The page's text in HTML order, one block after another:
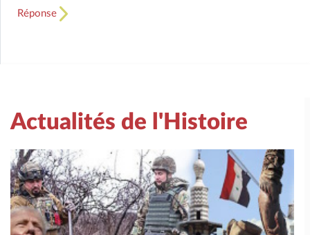
Réponse
Actualités de l'Histoire